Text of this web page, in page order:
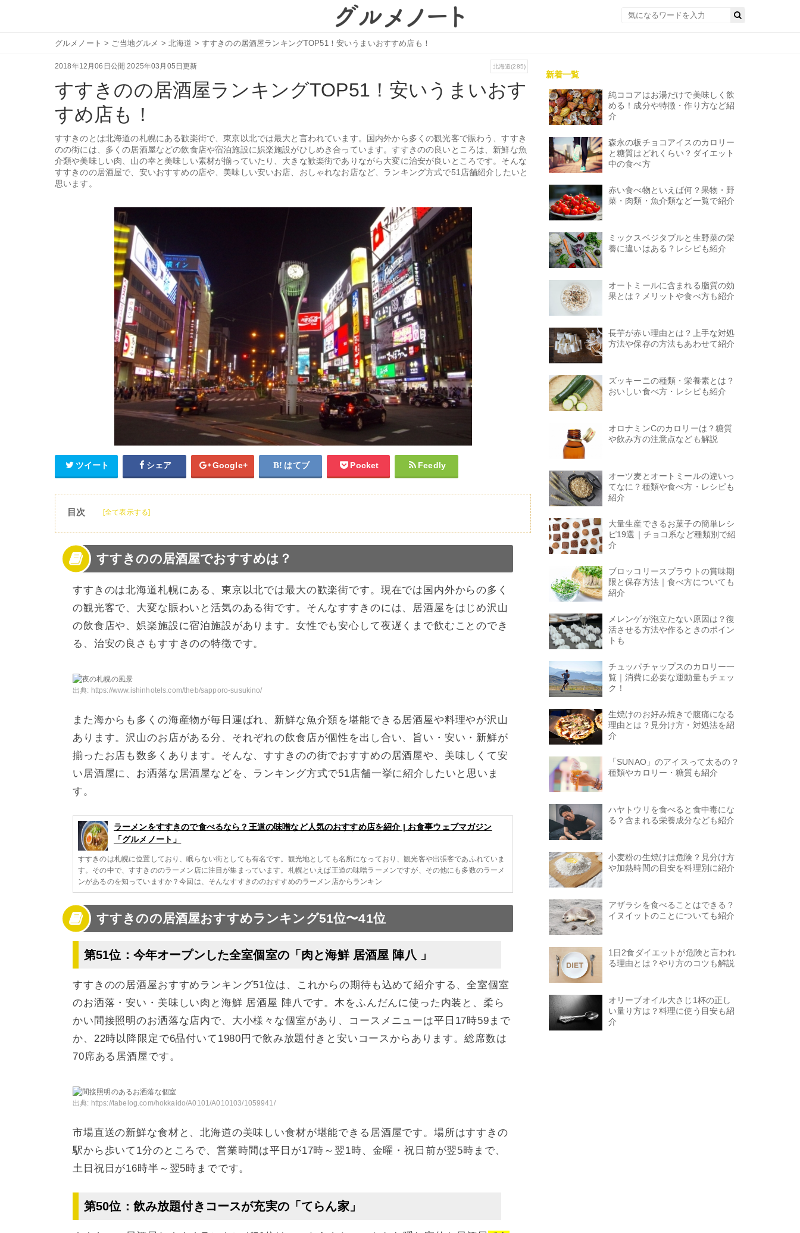
グルメノート > ご当地グルメ > 北海道 > すすきのの居酒屋ランキングTOP51！安いうまいおすすめ店も！
2018年12月06日公開 2025年03月05日更新 北海道(285)
すすきのの居酒屋ランキングTOP51！安いうまいおす
すめ店も！
すすきのとは北海道の札幌にある歓楽街で、東京以北では最大と言われています。国内外から多くの観光客で賑わう、すすき
のの街には、多くの居酒屋などの飲食店や宿泊施設に娯楽施設がひしめき合っています。すすきのの良いところは、新鮮な魚
介類や美味しい肉、山の幸と美味しい素材が揃っていたり、大きな歓楽街でありながら大変に治安が良いところです。そんな
すすきのの居酒屋で、安いおすすめの店や、美味しい安いお店、おしゃれなお店など、ランキング方式で51店舗紹介したいと
思います。
ツイート シェア Google+ はてブ Pocket Feedly
目次 [全て表示する]
3 すすきのの居酒屋おすすめランキング40位～31位
4 すすきのの居酒屋おすすめランキング30位～21位
5 すすきのの居酒屋おすすめランキング20位～11位
6 すすきのの居酒屋おすすめランキング10位～1位
すすきので人気の居酒屋へ行ってみよう！
すすきのの居酒屋でおすすめは？
すすきのは北海道札幌にある、東京以北では最大の歓楽街です。現在では国内外からの多く
の観光客で、大変な賑わいと活気のある街です。そんなすすきのには、居酒屋をはじめ沢山
の飲食店や、娯楽施設に宿泊施設があります。女性でも安心して夜遅くまで飲むことのでき
る、治安の良さもすすきのの特徴です。
出典: https://www.ishinhotels.com/theb/sapporo-susukino/
また海からも多くの海産物が毎日運ばれ、新鮮な魚介類を堪能できる居酒屋や料理やが沢山
あります。沢山のお店がある分、それぞれの飲食店が個性を出し合い、旨い・安い・新鮮が
揃ったお店も数多くあります。そんな、すすきのの街でおすすめの居酒屋や、美味しくて安
い居酒屋に、お洒落な居酒屋などを、ランキング方式で51店舗一挙に紹介したいと思いま
す。
ラーメンをすすきので食べるなら？王道の味噌など人気のおすすめ店を紹介 | お食事ウェブマガジン
「グルメノート」
すすきのは札幌に位置しており、眠らない街としても有名です。観光地としても名所になっており、観光客や出張客であふれていま
す。その中で、すすきののラーメン店に注目が集まっています。札幌といえば王道の味噌ラーメンですが、その他にも多数のラーメ
ンがあるのを知っていますか？今回は、そんなすすきののおすすめのラーメン店からランキン
すすきのの居酒屋おすすめランキング51位〜41位
第51位：今年オープンした全室個室の「肉と海鮮 居酒屋 陣八 」
すすきのの居酒屋おすすめランキング51位は、これからの期待も込めて紹介する、全室個室
のお洒落・安い・美味しい肉と海鮮 居酒屋 陣八です。木をふんだんに使った内装と、柔ら
かい間接照明のお洒落な店内で、大小様々な個室があり、コースメニューは平日17時59まで
か、22時以降限定で6品付いて1980円で飲み放題付きと安いコースからあります。総席数は
70席ある居酒屋です。
出典: https://tabelog.com/hokkaido/A0101/A010103/1059941/
市場直送の新鮮な食材と、北海道の美味しい食材が堪能できる居酒屋です。場所はすすきの
駅から歩いて1分のところで、営業時間は平日が17時～翌1時、金曜・祝日前が翌5時まで、
土日祝日が16時半～翌5時までです。
第50位：飲み放題付きコースが充実の「てらん家」
新着一覧
純ココアはお湯だけで美味しく飲
める！成分や特徴・作り方など紹
介
森永の板チョコアイスのカロリー
と糖質はどれくらい？ダイエット
中の食べ方
赤い食べ物といえば何？果物・野
菜・肉類・魚介類など一覧で紹介
ミックスベジタブルと生野菜の栄
養に違いはある？レシピも紹介
オートミールに含まれる脂質の効
果とは？メリットや食べ方も紹介
長芋が赤い理由とは？上手な対処
方法や保存の方法もあわせて紹介
ズッキーニの種類・栄養素とは？
おいしい食べ方・レシピも紹介
オロナミンCのカロリーは？糖質
や飲み方の注意点なども解説
オーツ麦とオートミールの違いっ
てなに？種類や食べ方・レシピも
紹介
大量生産できるお菓子の簡単レシ
ピ19選｜チョコ系など種類別で紹
介
ブロッコリースプラウトの賞味期
限と保存方法｜食べ方についても
紹介
メレンゲが泡立たない原因は？復
活させる方法や作るときのポイン
トも
チュッパチャップスのカロリー一
覧｜消費に必要な運動量もチェッ
ク！
生焼けのお好み焼きで腹痛になる
理由とは？見分け方・対処法を紹
介
「SUNAO」のアイスって太るの？
種類やカロリー・糖質も紹介
ハヤトウリを食べると食中毒にな
る？含まれる栄養成分なども紹介
小麦粉の生焼けは危険？見分け方
や加熱時間の目安を料理別に紹介
アザラシを食べることはできる？
イヌイットのことについても紹介
1日2食ダイエットが危険と言われ
る理由とは？やり方のコツも解説
オリーブオイル大さじ1杯の正し
い量り方は？料理に使う目安も紹
介